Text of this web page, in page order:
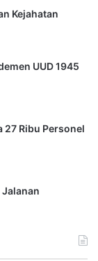
Kejahatan
UUD 1945
27 Ribu Personel